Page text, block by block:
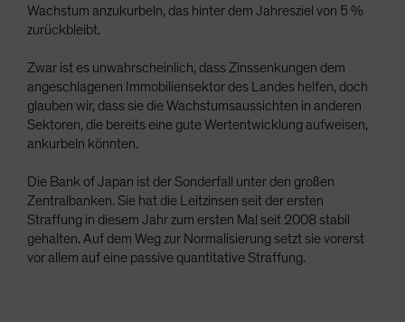
Wachstum anzukurbeln, das hinter dem Jahresziel von 5 %
zurückbleibt.
Zwar ist es unwahrscheinlich, dass Zinssenkungen dem
angeschlagenen Immobiliensektor des Landes helfen, doch
glauben wir, dass sie die Wachstumsaussichten in anderen
Sektoren, die bereits eine gute Wertentwicklung aufweisen,
ankurbeln könnten.
Die Bank of Japan ist der Sonderfall unter den großen
Zentralbanken. Sie hat die Leitzinsen seit der ersten
Straffung in diesem Jahr zum ersten Mal seit 2008 stabil
gehalten. Auf dem Weg zur Normalisierung setzt sie vorerst
vor allem auf eine passive quantitative Straffung.